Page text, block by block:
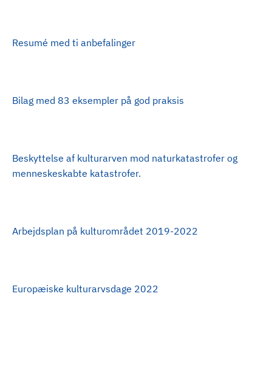
Resumé med ti anbefalinger
Bilag med 83 eksempler på god praksis
Beskyttelse af kulturarven mod naturkatastrofer og
menneskeskabte katastrofer.
Arbejdsplan på kulturområdet 2019-2022
Europæiske kulturarvsdage 2022